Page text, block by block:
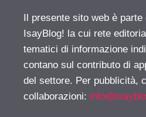
Il presente sito web è parte
IsayBlog! la cui rete
tematici di informazione
contano sul contributo di
del settore. Per pubblicità,
collaborazioni: